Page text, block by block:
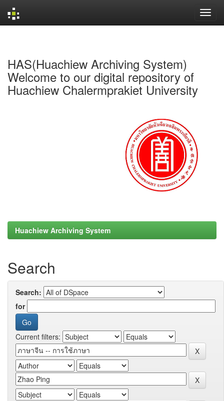
HAS(Huachiew Archiving System)
Welcome to our digital repository of
Huachiew Chalermprakiet University
Huachiew Archiving System
Search
Search:
for
Current filters: